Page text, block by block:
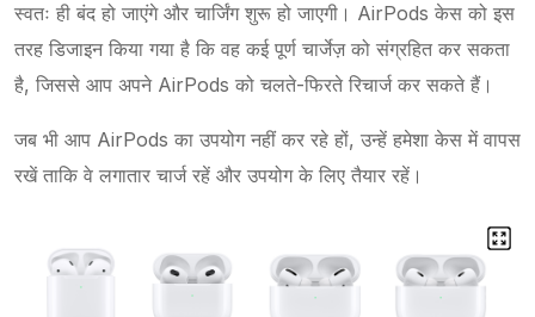
स्वतः ही बंद हो जाएंगे और चार्जिंग शुरू हो जाएगी। AirPods केस को इस
तरह डिजाइन किया गया है कि वह कई पूर्ण चार्जेज़ को संग्रहित कर सकता
है, जिससे आप अपने AirPods को चलते-फिरते रिचार्ज कर सकते हैं।
जब भी आप AirPods का उपयोग नहीं कर रहे हों, उन्हें हमेशा केस में वापस
रखें ताकि वे लगातार चार्ज रहें और उपयोग के लिए तैयार रहें।